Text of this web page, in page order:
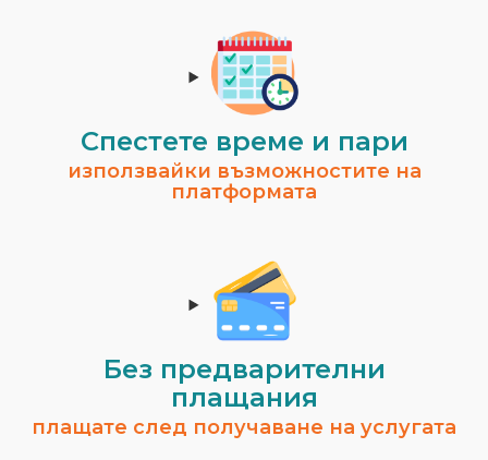
Спестeте време и пари
използвайки възможностите на
платформата
Без предварителни
плащания
плащате след получаване на услугата